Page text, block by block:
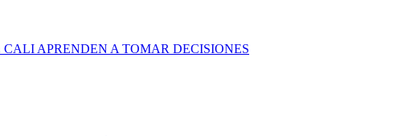
APRENDEN A TOMAR DECISIONES